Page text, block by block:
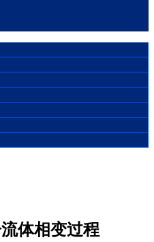
体相变过程